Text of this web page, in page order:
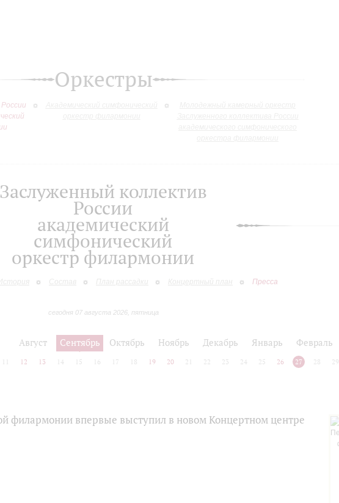
Оркестры
Заслуженный коллектив
России
академический
симфонический
оркестр филармонии
Состав План рассадки Концертный план Пресса
сегодня 07 августа 2026, пятница
Август Сентябрь Октябрь Ноябрь Декабрь Январь Февраль
12 13 14 15 16 17 18 19 20 21 22 23 24 25 26 27 28 29
филармонии впервые выступил в новом Концертном центре